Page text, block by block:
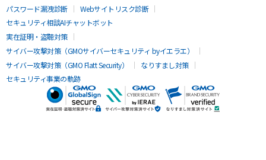
パスワード漏洩診断
Webサイトリスク診断
セキュリティ相談AIチャットボット
実在証明・盗聴対策
サイバー攻撃対策（GMOサイバーセキュリティ byイエラエ）
サイバー攻撃対策（GMO Flatt Security）
なりすまし対策
セキュリティ事業の軌跡